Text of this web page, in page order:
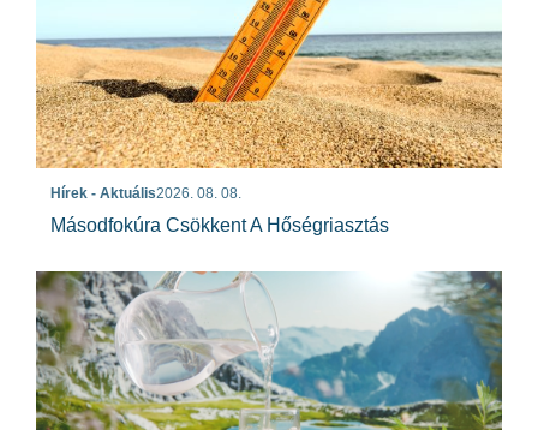
Hírek - Aktuális2026. 08. 08.
Másodfokúra Csökkent A Hőségriasztás